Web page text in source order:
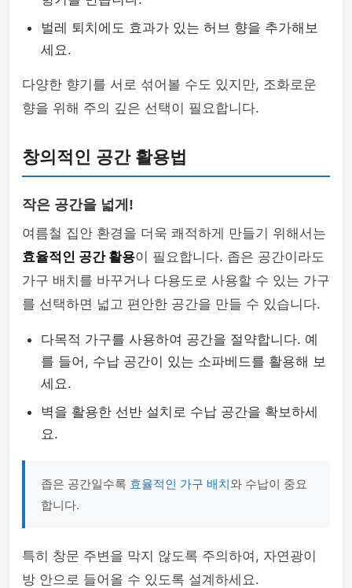
벌레 퇴치에도 효과가 있는 허브 향을 추가해보
세요.
다양한 향기를 서로 섞어볼 수도 있지만, 조화로운
향을 위해 주의 깊은 선택이 필요합니다.
창의적인 공간 활용법
작은 공간을 넓게!
여름철 집안 환경을 더욱 쾌적하게 만들기 위해서는
효율적인 공간 활용이 필요합니다. 좁은 공간이라도
가구 배치를 바꾸거나 다용도로 사용할 수 있는 가구
를 선택하면 넓고 편안한 공간을 만들 수 있습니다.
다목적 가구를 사용하여 공간을 절약합니다. 예
를 들어, 수납 공간이 있는 소파베드를 활용해 보
세요.
벽을 활용한 선반 설치로 수납 공간을 확보하세
요.
좁은 공간일수록 효율적인 가구 배치와 수납이 중요
합니다.
특히 창문 주변을 막지 않도록 주의하여, 자연광이
방 안으로 들어올 수 있도록 설계하세요.